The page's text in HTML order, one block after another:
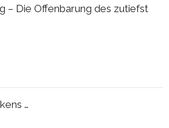
– Die Offenbarung des zutiefst
…